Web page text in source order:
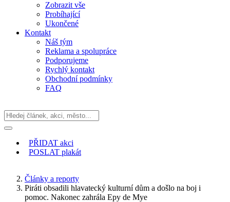
Zobrazit vše
Probíhající
Ukončené
Kontakt
Náš tým
Reklama a spolupráce
Podporujeme
Rychlý kontakt
Obchodní podmínky
FAQ
PŘIDAT akci
POSLAT plakát
Články a reporty
Piráti obsadili hlavatecký kulturní dům a došlo na boj i
pomoc. Nakonec zahrála Epy de Mye